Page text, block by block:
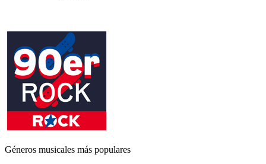
Géneros musicales más populares